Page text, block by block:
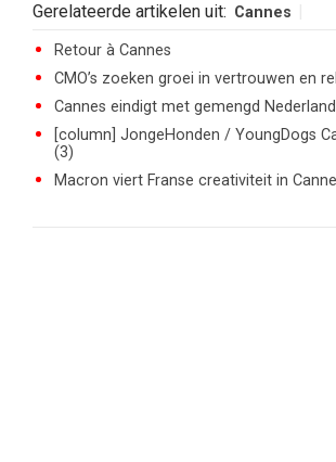
Gerelateerde artikelen uit: Cannes
Retour à Cannes
CMO’s zoeken groei in vertrouwen en
Cannes eindigt met gemengd
[column] JongeHonden / YoungDogs
(3)
Macron viert Franse creativiteit in